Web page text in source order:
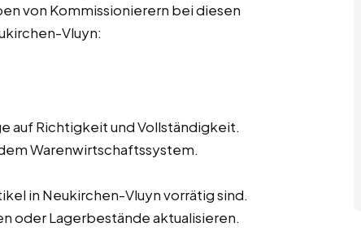
von Kommissionierern bei diesen
Vluyn:
auf Richtigkeit und Vollständigkeit.
Warenwirtschaftssystem.
in Neukirchen-Vluyn vorrätig sind.
oder Lagerbestände aktualisieren.